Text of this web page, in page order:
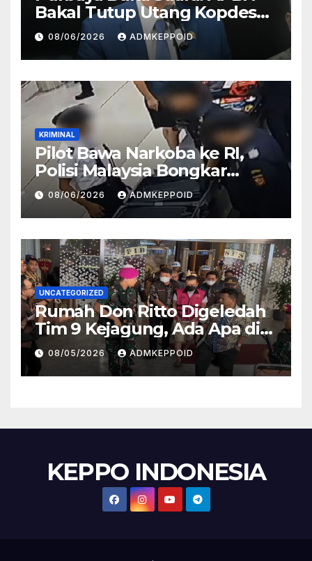
Bakal Tutup Utang Kopdes
Rp 240 Triliun, Cicilan Rp 40
Triliun per Tahun
08/06/2026 ADMKEPPOID
KRIMINAL
Pilot Bawa Narkoba ke RI,
Polisi Malaysia Bongkar
Sosok Pemasok di Balik
Kasus Ini
08/06/2026 ADMKEPPOID
UNCATEGORIZED
Rumah Don Ritto Digeledah
Tim 9 Kejagung, Ada Apa di
Balik Kasus TPPU Febrie?
08/05/2026 ADMKEPPOID
KEPPO INDONESIA